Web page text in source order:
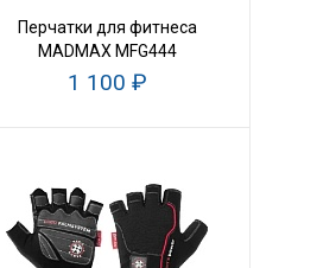
Перчатки для фитнеса
MADMAX MFG444
1 100 ₽